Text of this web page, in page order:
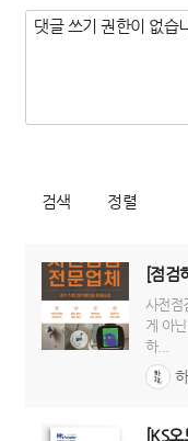
검색 정렬
[점검
사전점
게 아
하...
[KS